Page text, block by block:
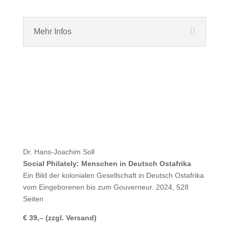
Mehr Infos
Dr. Hans-Joachim Soll
Social Philately: Menschen in Deutsch Ostafrika
Ein Bild der kolonialen Gesellschaft in Deutsch Ostafrika
vom Eingeborenen bis zum Gouverneur. 2024, 528
Seiten
€ 39,– (zzgl. Versand)